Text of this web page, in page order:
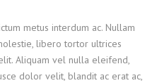
metus interdum ac. Nullam
libero tortor ultrices
Aliquam vel nulla eleifend,
dolor velit, blandit ac erat ac,